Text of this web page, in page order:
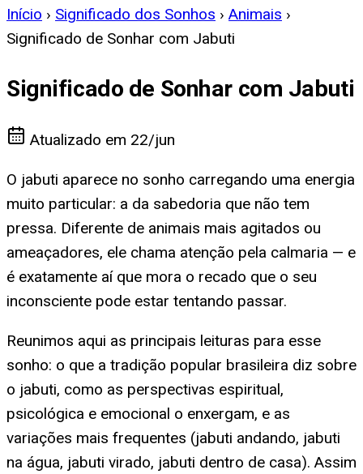
Início › Significado dos Sonhos › Animais ›
Significado de Sonhar com Jabuti
Significado de Sonhar com Jabuti
Atualizado em 22/jun
O jabuti aparece no sonho carregando uma energia
muito particular: a da sabedoria que não tem
pressa. Diferente de animais mais agitados ou
ameaçadores, ele chama atenção pela calmaria — e
é exatamente aí que mora o recado que o seu
inconsciente pode estar tentando passar.
Reunimos aqui as principais leituras para esse
sonho: o que a tradição popular brasileira diz sobre
o jabuti, como as perspectivas espiritual,
psicológica e emocional o enxergam, e as
variações mais frequentes (jabuti andando, jabuti
na água, jabuti virado, jabuti dentro de casa). Assim